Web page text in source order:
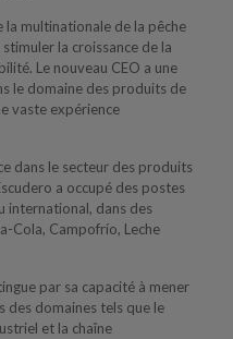
la multinationale de la pêche
la croissance de la
Le nouveau CEO a une
le domaine des produits de
vaste expérience
dans le secteur des produits
a occupé des postes
international, dans des
Cola, Campofrío, Leche
par sa capacité à mener
des domaines tels que le
et la chaîne